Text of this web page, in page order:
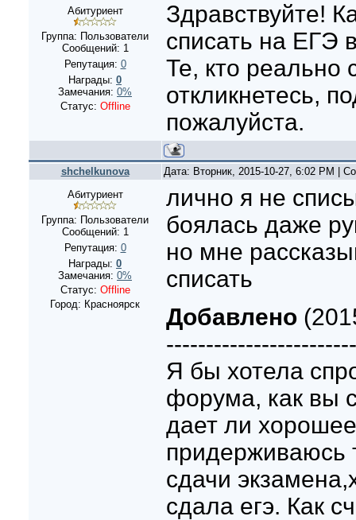
Абитуриент
Группа: Пользователи
Сообщений: 1
Репутация: 0
Награды: 0
Замечания: 0%
Статус: Offline
Здравствуйте!
списать на ЕГЭ
Те, кто реально
откликнетесь,
пожалуйста.
shchelkunova
Дата: Вторник, 2015-10-27, 6:02 PM |
Абитуриент
Группа: Пользователи
Сообщений: 1
Репутация: 0
Награды: 0
Замечания: 0%
Статус: Offline
Город: Красноярск
лично я не
боялась даже
но мне
списать
Добавлено
Я бы хотела
форума, как вы
дает ли
сдачи
сдала егэ. Как